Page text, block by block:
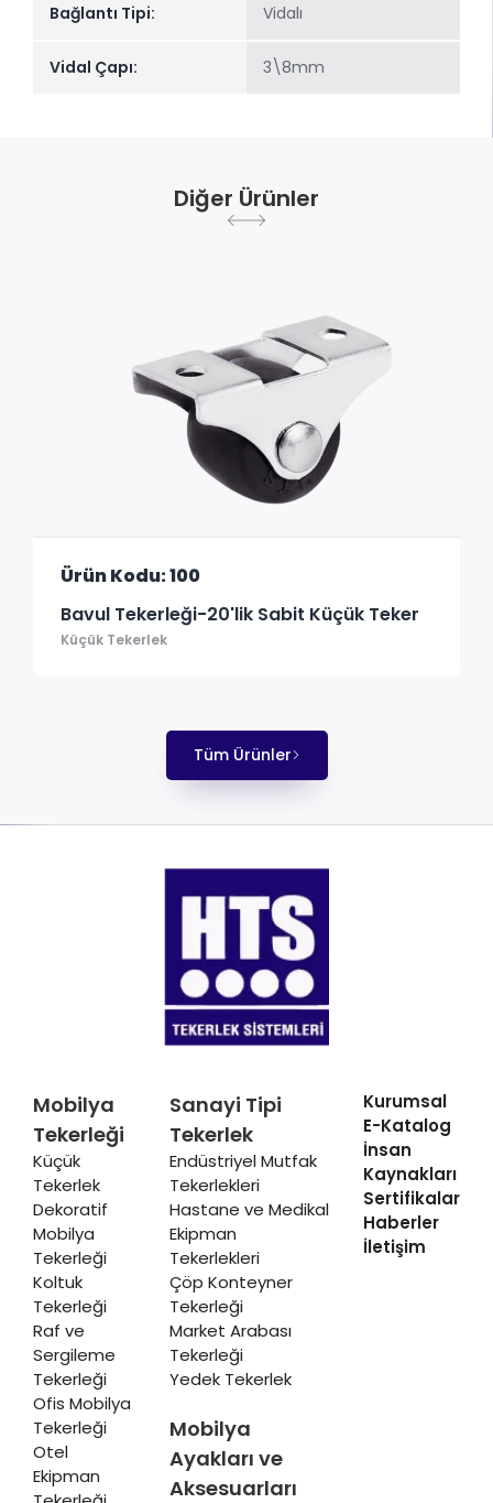
Bağlantı Tipi: Vidalı
Vidal Çapı: 3\8mm
Diğer Ürünler
Ürün Kodu: 100
Bavul Tekerleği-20'lik Sabit Küçük Teker
Küçük Tekerlek
Tüm Ürünler
Mobilya
Tekerleği
Küçük
Tekerlek
Dekoratif
Mobilya
Tekerleği
Koltuk
Tekerleği
Raf ve
Sergileme
Tekerleği
Ofis Mobilya
Tekerleği
Otel
Ekipman
Sanayi Tipi
Tekerlek
Endüstriyel Mutfak
Tekerlekleri
Hastane ve Medikal
Ekipman
Tekerlekleri
Çöp Konteyner
Tekerleği
Market Arabası
Tekerleği
Yedek Tekerlek
Mobilya
Ayakları ve
Aksesuarları
Kurumsal
E-Katalog
İnsan
Kaynakları
Sertifikalar
Haberler
İletişim